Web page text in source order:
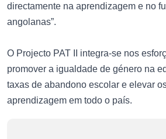
directamente na aprendizagem e no
angolanas”.
O Projecto PAT II integra-se nos
promover a igualdade de género na
taxas de abandono escolar e elevar
aprendizagem em todo o país.